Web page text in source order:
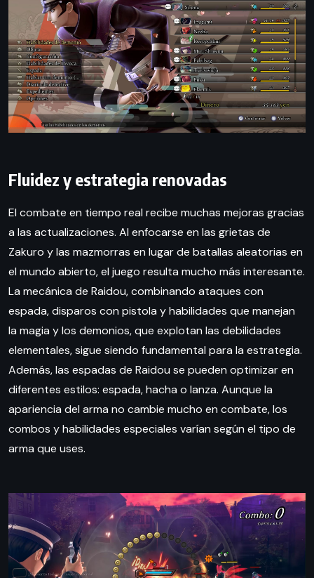
Fluidez y estrategia renovadas
El combate en tiempo real recibe muchas mejoras gracias
a las actualizaciones. Al enfocarse en las grietas de
Zakuro y las mazmorras en lugar de batallas aleatorias en
el mundo abierto, el juego resulta mucho más interesante.
La mecánica de Raidou, combinando ataques con
espada, disparos con pistola y habilidades que manejan
la magia y los demonios, que explotan las debilidades
elementales, sigue siendo fundamental para la estrategia.
Además, las espadas de Raidou se pueden optimizar en
diferentes estilos: espada, hacha o lanza. Aunque la
apariencia del arma no cambie mucho en combate, los
combos y habilidades especiales varían según el tipo de
arma que uses.